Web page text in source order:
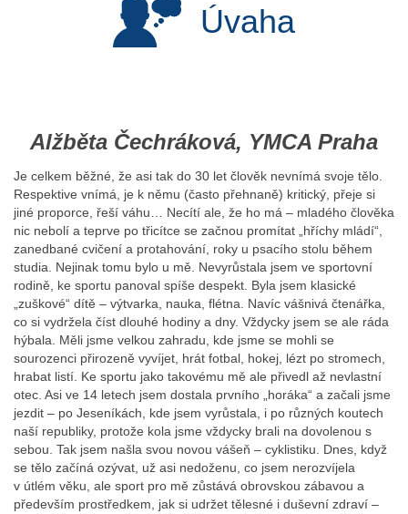
Úvaha
Alžběta Čechráková, YMCA Praha
Je celkem běžné, že asi tak do 30 let člověk nevnímá svoje tělo.
Respektive vnímá, je k němu (často přehnaně) kritický, přeje si
jiné proporce, řeší váhu… Necítí ale, že ho má – mladého člověka
nic nebolí a teprve po třicítce se začnou promítat „hříchy mládí“,
zanedbané cvičení a protahování, roky u psacího stolu během
studia. Nejinak tomu bylo u mě. Nevyrůstala jsem ve sportovní
rodině, ke sportu panoval spíše despekt. Byla jsem klasické
„zuškové“ dítě – výtvarka, nauka, flétna. Navíc vášnivá čtenářka,
co si vydržela číst dlouhé hodiny a dny. Vždycky jsem se ale ráda
hýbala. Měli jsme velkou zahradu, kde jsme se mohli se
sourozenci přirozeně vyvíjet, hrát fotbal, hokej, lézt po stromech,
hrabat listí. Ke sportu jako takovému mě ale přivedl až nevlastní
otec. Asi ve 14 letech jsem dostala prvního „horáka“ a začali jsme
jezdit – po Jeseníkách, kde jsem vyrůstala, i po různých koutech
naší republiky, protože kola jsme vždycky brali na dovolenou s
sebou. Tak jsem našla svou novou vášeň – cyklistiku. Dnes, když
se tělo začíná ozývat, už asi nedoženu, co jsem nerozvíjela
v útlém věku, ale sport pro mě zůstává obrovskou zábavou a
především prostředkem, jak si udržet tělesné i duševní zdraví –